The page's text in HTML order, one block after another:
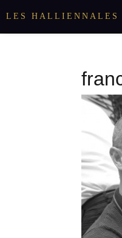
LES HALLIENNALES